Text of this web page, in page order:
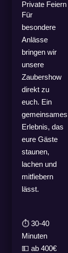
Private Feiern
Für
besondere
Anlässe
bringen wir
unsere
Zaubershow
direkt zu
euch. Ein
gemeinsames
Erlebnis, das
eure Gäste
staunen,
lachen und
mitfiebern
lässt.
⏱️ 30-40
Minuten
💵 ab 400€